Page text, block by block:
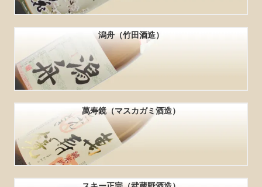
潟舟（竹田酒造）
萬寿鏡（マスカガミ酒造）